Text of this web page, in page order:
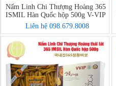
Nấm Linh Chi Thượng Hoàng 365
ISMIL Hàn Quốc hộp 500g V-VIP
Liên hệ 098.679.8008